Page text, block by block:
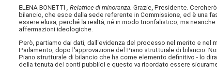
ELENA BONETTI, Relatrice di minoranza.Grazie, Presidente.
bilancio, che esce dalla sede referente in Commissione, ed è una
essere elusa, perché la realtà, né in modo trionfalistico, ma
affermazioni ideologiche.
Però, partiamo dai dati, dall'evidenza del processo nel merito e nel
Parlamento, dopo l'approvazione del Piano strutturale di bilancio.
Piano strutturale di bilancio che ha come elemento definitivo - lo
della tenuta dei conti pubblici e questo va ricordato essere